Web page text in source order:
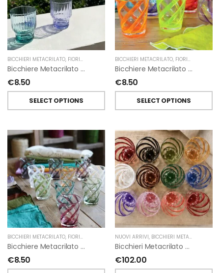
BICCHIERI METACRILATO, FIORIRA' UN GIARDINO
Bicchiere Metacrilato Righe Impilabile Di Fiorirà Un Giardino
€8.50
SELECT OPTIONS
BICCHIERI METACRILATO, FIORIRA' UN GIARDINO
Bicchiere Metacrilato Spirale Flou Di Fiorirà Un Giardino
€8.50
SELECT OPTIONS
BICCHIERI METACRILATO, FIORIRA' UN GIARDINO
Bicchiere Metacrilato Trasparente Spirale Colorata Di Fiorirà Un Giardino
€8.50
NUOVI ARRIVI, BICCHIERI METACRILATO
Bicchieri Metacrilato Spirale Multicolor Set Da 12 Di Fiorirà Un Giardino
€102.00